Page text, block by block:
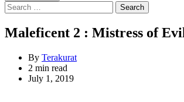
Search
for:
Maleficent 2 : Mistress of
By Terakurat
Estimated
read
2 min read
July 1, 2019